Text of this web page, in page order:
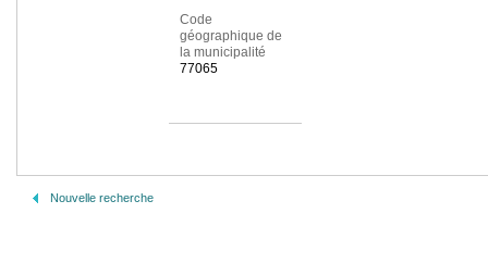
Code
géographique de
la municipalité
77065
Nouvelle recherche